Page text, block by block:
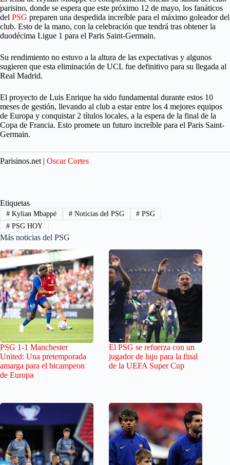
parisino, donde se espera que este próximo 12 de mayo, los fanáticos
del PSG preparen una despedida increíble para el máximo goleador del
club. Esto de la mano, con la celebración que tendrá tras obtener la
duodécima Ligue 1 para el Paris Saint-Germain.
Su rendimiento no estuvo a la altura de las expectativas y algunos
sugieren que esta eliminación de UCL fue definitivo para su llegada al
Real Madrid.
El proyecto de Luis Enrique ha sido fundamental durante estos 10
meses de gestión, llevando al club a estar entre los 4 mejores equipos
de Europa y conquistar 2 títulos locales, a la espera de la final de la
Copa de Francia. Esto promete un futuro increíble para el Paris Saint-
Germain.
Parisinos.net | Oscar Cortes
Etiquetas
#Kylian Mbappé #Noticias del PSG # PSG
#PSG HOY
Más noticias del PSG
PSG 1-1 Manchester
United: Una pretemporada
amarga para el bicampeon
de Europa
El PSG se refuerza con un
jugador de lujo para la final
de la UEFA Super Cup